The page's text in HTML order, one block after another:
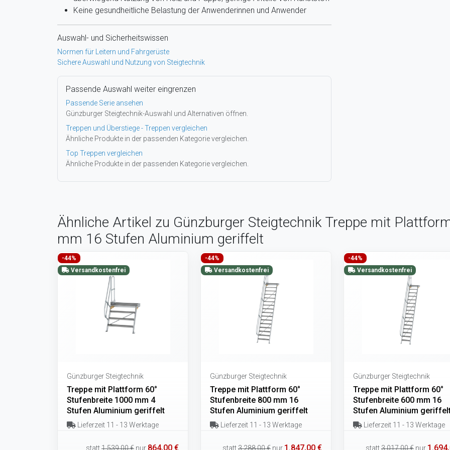
Keine gesundheitliche Belastung der Anwenderinnen und Anwender
Auswahl- und Sicherheitswissen
Normen für Leitern und Fahrgerüste
Sichere Auswahl und Nutzung von Steigtechnik
Passende Auswahl weiter eingrenzen
Passende Serie ansehen
Günzburger Steigtechnik-Auswahl und Alternativen öffnen.
Treppen und Überstiege - Treppen vergleichen
Ähnliche Produkte in der passenden Kategorie vergleichen.
Top Treppen vergleichen
Ähnliche Produkte in der passenden Kategorie vergleichen.
Ähnliche Artikel zu Günzburger Steigtechnik Treppe mit
mm 16 Stufen Aluminium geriffelt
-44%
Versandkostenfrei
Günzburger Steigtechnik
Treppe mit Plattform 60°
Stufenbreite 1000 mm 4
Stufen Aluminium geriffelt
Lieferzeit 11 - 13 Werktage
statt1.539,00 € nur 864,00 €
-44%
Versandkostenfrei
Günzburger Steigtechnik
Treppe mit Plattform 60°
Stufenbreite 800 mm 16
Stufen Aluminium geriffelt
Lieferzeit 11 - 13 Werktage
statt3.288,00 € nur 1.847,00 €
-44%
Versandkostenfrei
Günzburger Steigtechnik
Treppe mit Plattform 60°
Stufenbreite 600 mm 16
Stufen Aluminium
Lieferzeit 11 - 13 Werktage
statt3.017,00 € nur